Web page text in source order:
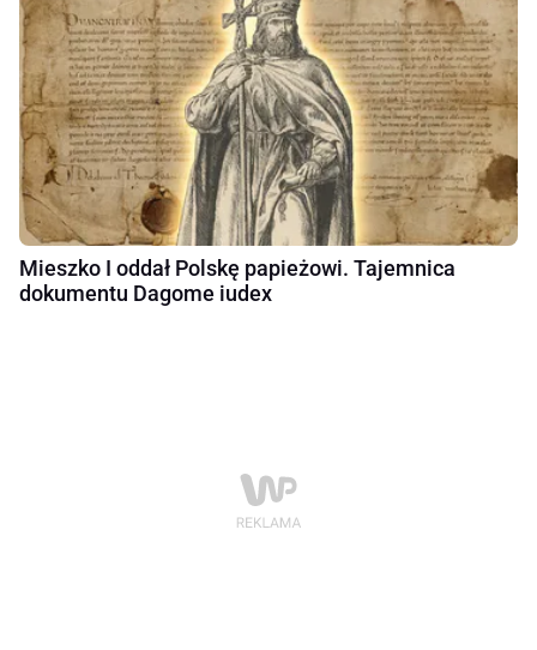
Mieszko I oddał Polskę papieżowi. Tajemnica
dokumentu Dagome iudex